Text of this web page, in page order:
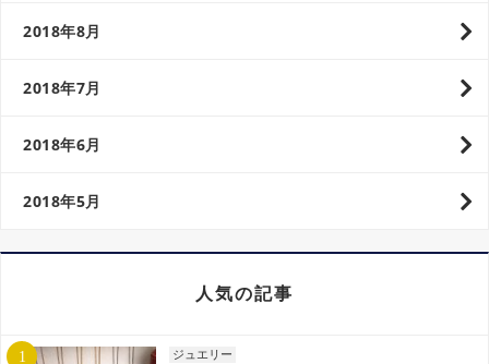
2018年8月
2018年7月
2018年6月
2018年5月
人気の記事
ジュエリー